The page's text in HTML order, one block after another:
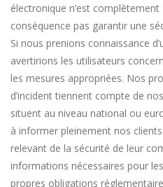
électronique n’est
conséquence pas garantir une
Si nous prenions connaissance
avertirions les utilisateurs
les mesures appropriées. Nos
d’incident tiennent compte de
situent au niveau national ou
à informer pleinement nos
relevant de la sécurité de leur
informations nécessaires pour
propres obligations